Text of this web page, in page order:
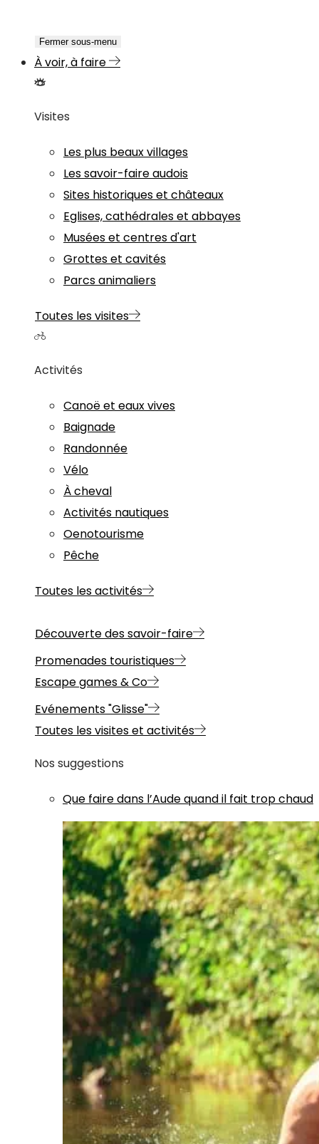
Fermer sous-menu
À voir, à faire
Visites
Les plus beaux villages
Les savoir-faire audois
Sites historiques et châteaux
Eglises, cathédrales et abbayes
Musées et centres d'art
Grottes et cavités
Parcs animaliers
Toutes les visites
Activités
Canoë et eaux vives
Baignade
Randonnée
Vélo
À cheval
Activités nautiques
Oenotourisme
Pêche
Toutes les activités
Découverte des savoir-faire
Promenades touristiques
Escape games & Co
Evénements "Glisse"
Toutes les visites et activités
Nos suggestions
Que faire dans l’Aude quand il fait trop chaud